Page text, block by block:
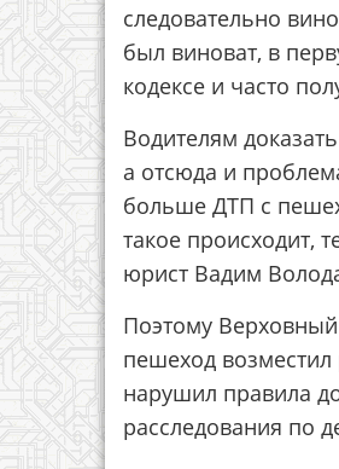
следовательно
был виноват, в
кодексе и часто
Водителям
а отсюда и
больше ДТП с
такое происходит,
юрист Вадим
Поэтому
пешеход возместил
нарушил правила
расследования по